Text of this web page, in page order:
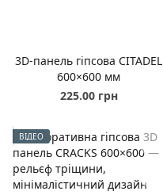
3D-панель гіпсова CITADEL
600×600 мм
225.00 грн
ВІДЕО